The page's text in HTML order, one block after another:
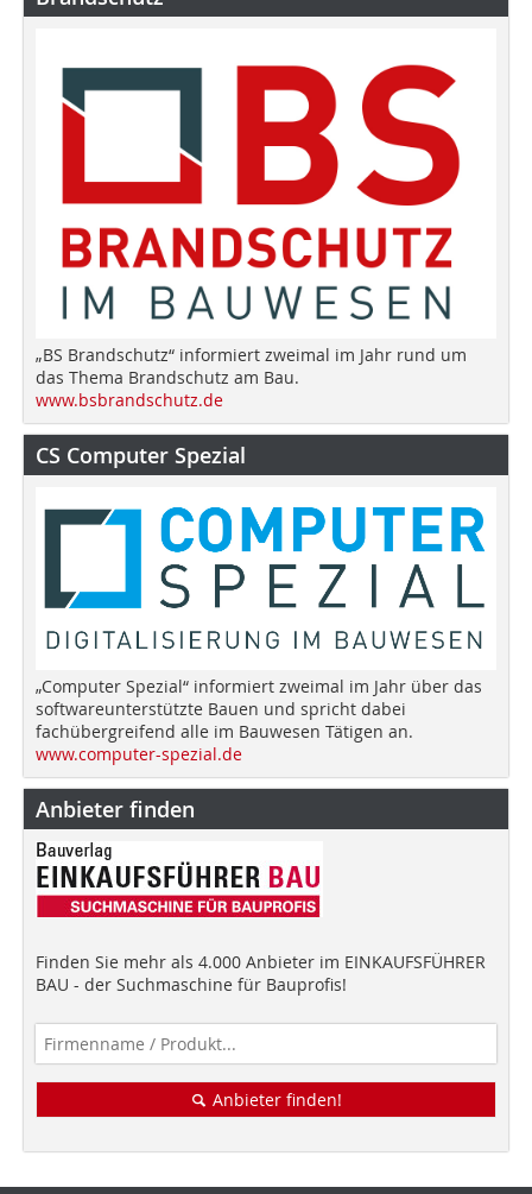
„BS Brandschutz“ informiert zweimal im Jahr rund um
das Thema Brandschutz am Bau.
www.bsbrandschutz.de
CS Computer Spezial
„Computer Spezial“ informiert zweimal im Jahr über das
softwareunterstützte Bauen und spricht dabei
fachübergreifend alle im Bauwesen Tätigen an.
www.computer-spezial.de
Anbieter finden
Finden Sie mehr als 4.000 Anbieter im EINKAUFSFÜHRER
BAU - der Suchmaschine für Bauprofis!
Anbieter finden!